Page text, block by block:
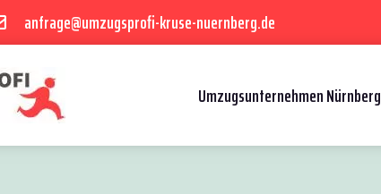
anfrage@umzugsprofi-kruse-nuernberg.de
Umzugsunternehmen Nürnberg